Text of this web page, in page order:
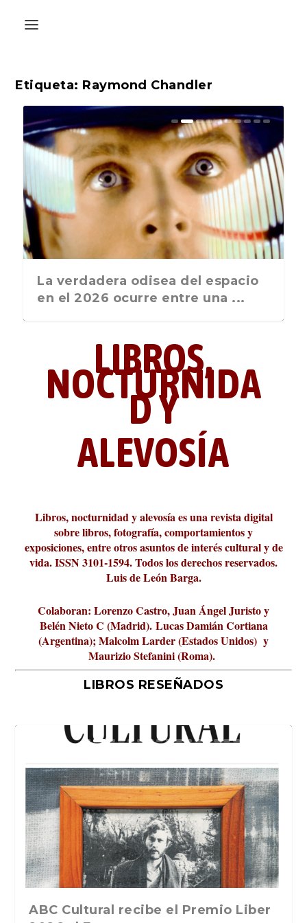
Etiqueta: Raymond Chandler
La última postal de la temporada
nos recuerda que nos vamos ...
La verdadera odisea del espacio
en el 2026 ocurre entre una ...
Liber 2026 al Fomento de la Le...
Revista Cultural Turia, númer...
10.000 pasos al día? Lo que d...
paisajística del mar de Sicil...
París
metafísicos de la novela ne...
LIBROS,
NOCTURNIDA
D Y
ALEVOSÍA
Libros, nocturnidad y alevosía es una revista digital
sobre libros, fotografía, comportamientos y
exposiciones, entre otros asuntos de interés cultural y de
vida. ISSN 3101-1594. Todos los derechos reservados.
Luis de León Barga.
Colaboran: Lorenzo Castro, Juan Ángel Juristo y
Belén Nieto C (Madrid). Lucas Damián Cortiana
(Argentina); Malcolm Larder (Estados Unidos) y
Maurizio Stefanini (Roma).
LIBROS RESEÑADOS
La verdadera odisea del espacio en
ABC Cultural recibe el Premio Liber
La cultura de la transgresión.